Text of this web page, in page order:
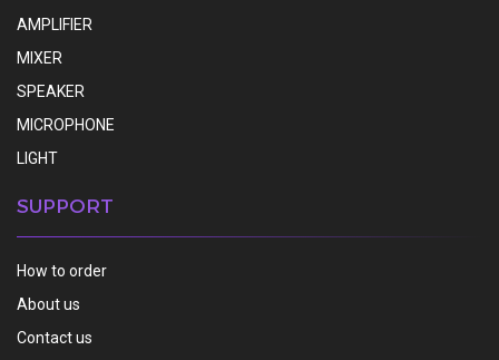
AMPLIFIER
MIXER
SPEAKER
MICROPHONE
LIGHT
SUPPORT
How to order
About us
Contact us